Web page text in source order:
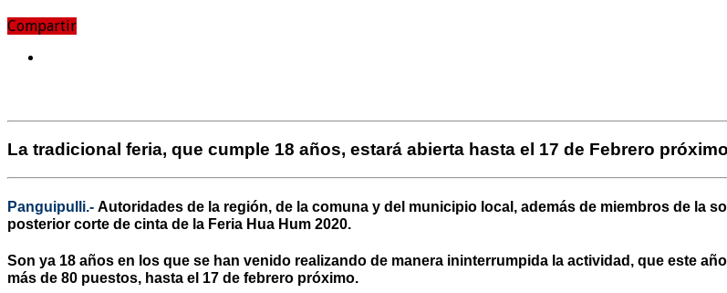
Compartir
La tradicional feria, que cumple 18 años, estará abierta hasta el 17 de Febrero
Panguipulli.- Autoridades de la región, de la comuna y del municipio local, además de miembros de la
posterior corte de cinta de la Feria Hua Hum 2020.
Son ya 18 años en los que se han venido realizando de manera ininterrumpida la actividad, que este
más de 80 puestos, hasta el 17 de febrero próximo.